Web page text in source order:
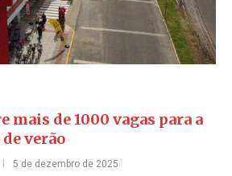
mais de 1000 vagas para a
verão
5 de dezembro de 2025